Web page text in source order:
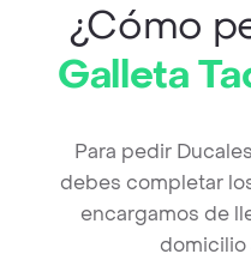
¿Cómo
Galleta
Para pedir
debes completar
encargamos de
domicilio